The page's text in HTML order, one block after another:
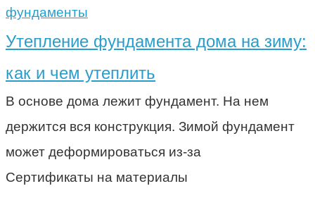
фундаменты
Утепление фундамента дома на зиму:
как и чем утеплить
В основе дома лежит фундамент. На нем
держится вся конструкция. Зимой фундамент
может деформироваться из-за
Сертификаты на материалы